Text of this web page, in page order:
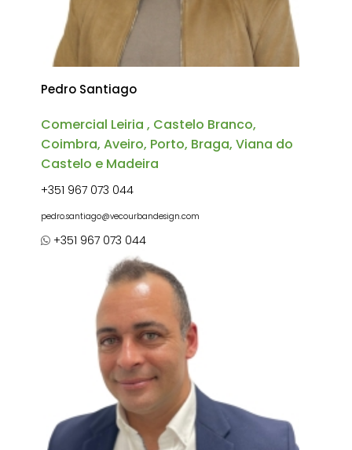
Pedro Santiago
Comercial Leiria , Castelo Branco,
Coimbra, Aveiro, Porto, Braga, Viana do
Castelo e Madeira
+351 967 073 044
pedro.santiago@vecourbandesign.com
+351 967 073 044